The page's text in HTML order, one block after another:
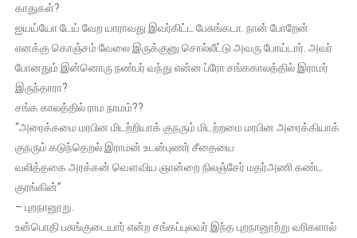
காதுகள்?
ஐயய்யோ டேய் வேற யாராவது இவர்கிட்ட பேசுங்கடா. நான் போறேன்
எனக்கு கொஞ்சம் வேலை இருக்குனு சொல்லீட்டு அவரு போய்டார். அவர்
போனதும் இன்னொரு நண்பர் வந்து என்ன ப்ரோ சங்ககாலத்தில் இராமர்
இருந்தாரா?
சங்க காலத்தில் ராம நாமம்??
“அரைக்கமை மரபின மிடற்றியாக் குநரும் மிடற்றமை மரபின அரைக்கியாக்
குநரும் கடுந்தெறல் இராமன் உடன்புணர் சீதையை
வலித்தகை அரக்கன் வௌவிய ஞான்றை நிலஞ்சேர் மதர்அணி கண்ட
குரங்கின்”
– புறநானூறு.
உன்பொதி பசுங்குடையார் என்ற சங்கப்புலவர் இந்த புறநானூற்று வரிகளால்